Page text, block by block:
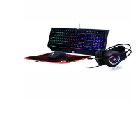
Uzņēmumiem